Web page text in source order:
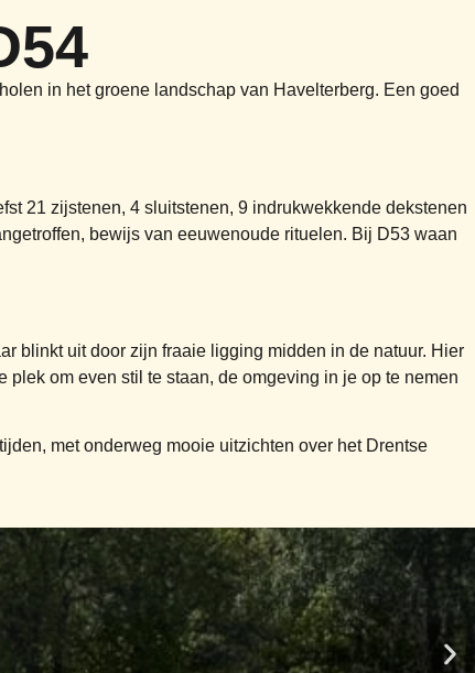
in het groene landschap van Havelterberg. Een goed
21 zijstenen, 4 sluitstenen, 9 indrukwekkende dekstenen
bewijs van eeuwenoude rituelen. Bij D53 waan
blinkt uit door zijn fraaie ligging midden in de natuur. Hier
om even stil te staan, de omgeving in je op te nemen
met onderweg mooie uitzichten over het Drentse